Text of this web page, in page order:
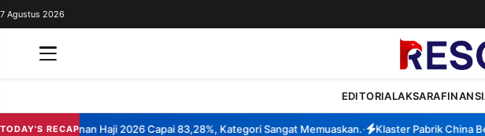
REDAKSI
7 Agustus 2026
EDITORIALAKSARA
TODAY'S RECAP
Layanan Haji 2026 Capai 83,28%, Kategori Sangat Memuaskan.• Klaster Pabrik China